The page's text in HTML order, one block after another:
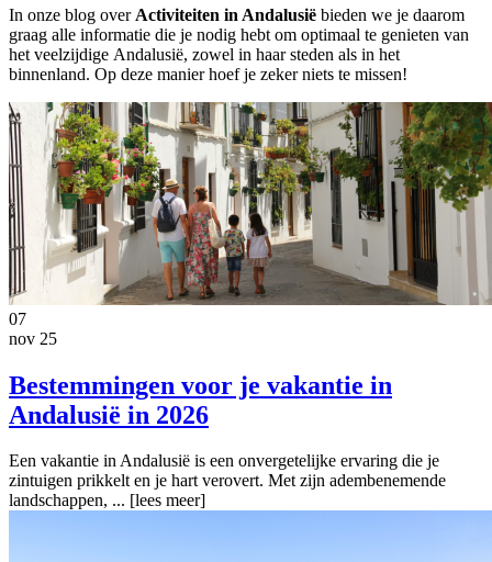
In onze blog over Activiteiten in Andalusië bieden we je daarom
graag alle informatie die je nodig hebt om optimaal te genieten van
het veelzijdige Andalusië, zowel in haar steden als in het
binnenland. Op deze manier hoef je zeker niets te missen!
07
nov 25
Bestemmingen voor je vakantie in
Andalusië in 2026
Een vakantie in Andalusië is een onvergetelijke ervaring die je
zintuigen prikkelt en je hart verovert. Met zijn adembenemende
landschappen, ... [lees meer]